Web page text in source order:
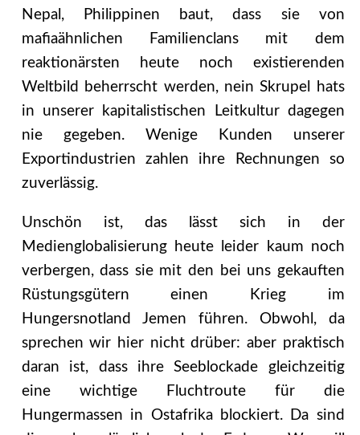
Nepal, Philippinen baut, dass sie von
mafiaähnlichen Familienclans mit dem
reaktionärsten heute noch existierenden
Weltbild beherrscht werden, nein Skrupel hats
in unserer kapitalistischen Leitkultur dagegen
nie gegeben. Wenige Kunden unserer
Exportindustrien zahlen ihre Rechnungen so
zuverlässig.
Unschön ist, das lässt sich in der
Medienglobalisierung heute leider kaum noch
verbergen, dass sie mit den bei uns gekauften
Rüstungsgütern einen Krieg im
Hungersnotland Jemen führen. Obwohl, da
sprechen wir hier nicht drüber: aber praktisch
daran ist, dass ihre Seeblockade gleichzeitig
eine wichtige Fluchtroute für die
Hungermassen in Ostafrika blockiert. Da sind